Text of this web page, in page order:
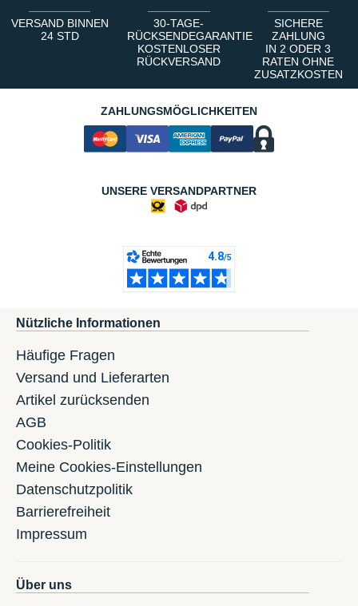
VERSAND BINNEN
24 STD
30-TAGE-
RÜCKSENDEGARANTIE
KOSTENLOSER
RÜCKVERSAND
SICHERE
ZAHLUNG
IN 2 ODER 3
RATEN OHNE
ZUSATZKOSTEN
ZAHLUNGSMÖGLICHKEITEN
UNSERE VERSANDPARTNER
Nützliche Informationen
Häufige Fragen
Versand und Lieferarten
Artikel zurücksenden
AGB
Cookies-Politik
Meine Cookies-Einstellungen
Datenschutzpolitik
Barrierefreiheit
Impressum
Über uns